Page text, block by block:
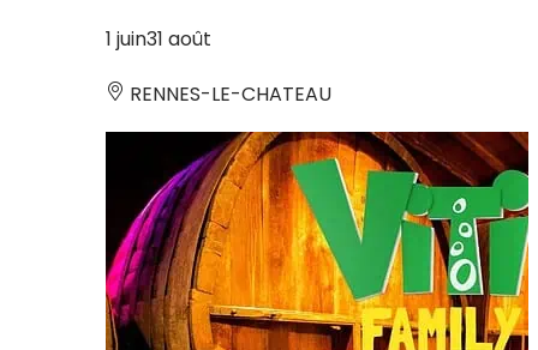
1 juin31 août
RENNES-LE-CHATEAU